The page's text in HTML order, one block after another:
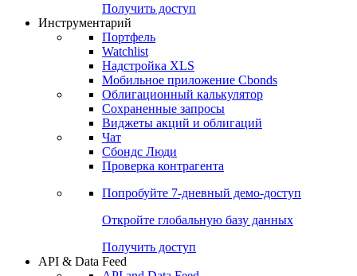
Получить доступ
Инструментарий
Портфель
Watchlist
Надстройка XLS
Мобильное приложение Cbonds
Облигационный калькулятор
Сохраненные запросы
Виджеты акций и облигаций
Чат
Сбондс Люди
Проверка контрагента
Попробуйте 7-дневный демо-доступ
Откройте глобальную базу данных
Получить доступ
API & Data Feed